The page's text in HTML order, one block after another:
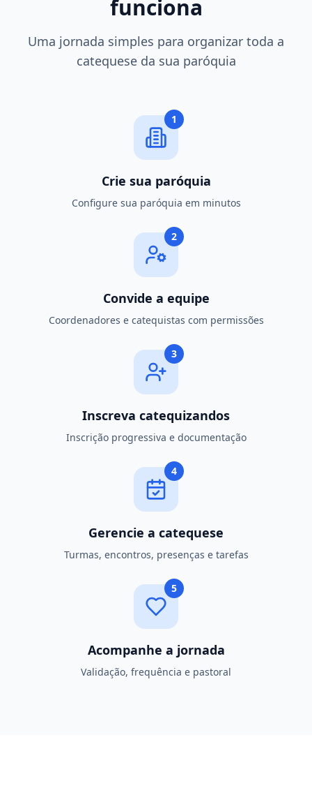
funciona
Uma jornada simples para organizar toda a
catequese da sua paróquia
1
Crie sua paróquia
Configure sua paróquia em minutos
2
Convide a equipe
Coordenadores e catequistas com permissões
3
Inscreva catequizandos
Inscrição progressiva e documentação
4
Gerencie a catequese
Turmas, encontros, presenças e tarefas
5
Acompanhe a jornada
Validação, frequência e pastoral